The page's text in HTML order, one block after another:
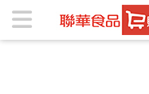
聯華食品e購網-Official